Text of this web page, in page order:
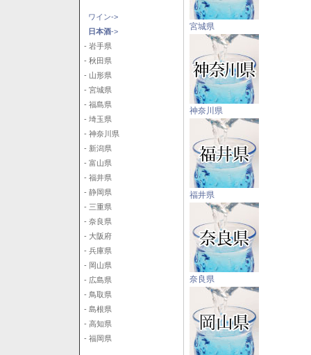
ワイン->
日本酒->
- 岩手県
- 秋田県
- 山形県
- 宮城県
- 福島県
- 埼玉県
- 神奈川県
- 新潟県
- 富山県
- 福井県
- 静岡県
- 三重県
- 奈良県
- 大阪府
- 兵庫県
- 岡山県
- 広島県
- 鳥取県
- 島根県
- 高知県
- 福岡県
宮城県
神奈川県
福井県
奈良県